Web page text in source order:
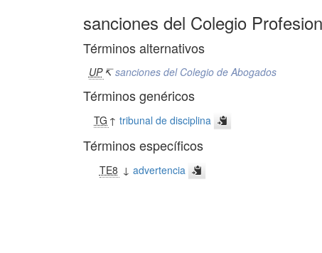
sanciones del Colegio
Términos alternativos
UP ↸sanciones del Colegio de Abogados
Términos genéricos
TG ↑tribunal de disciplina
Términos específicos
TE8 ↓ advertencia